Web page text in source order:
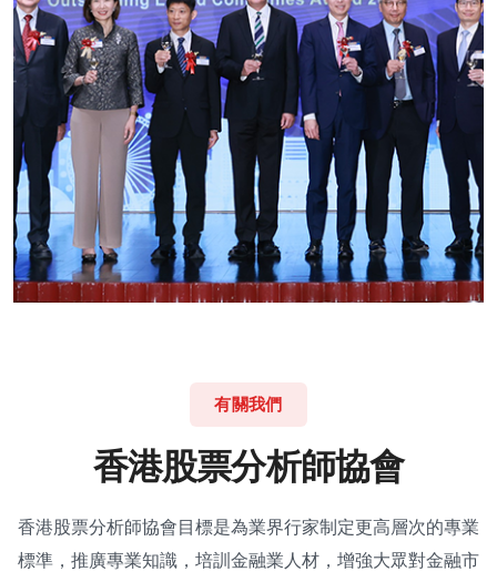
有關我們
香港股票分析師協會
香港股票分析師協會目標是為業界行家制定更高層次的專業
標準，推廣專業知識，培訓金融業人材，增強大眾對金融市